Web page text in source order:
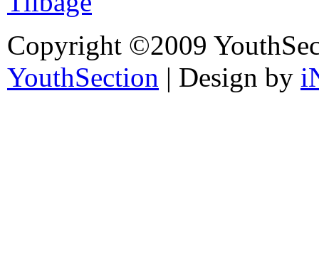
Copyright ©2009
YouthSection | Design by